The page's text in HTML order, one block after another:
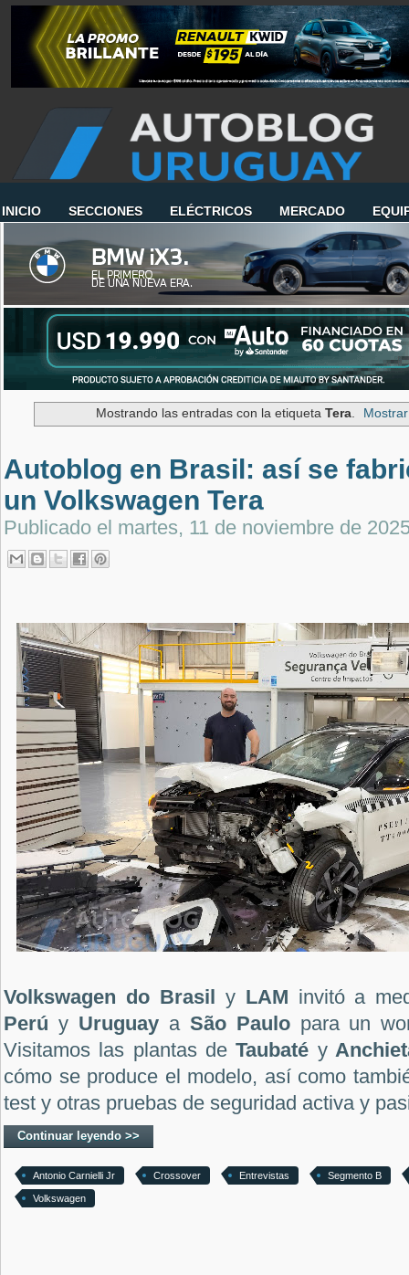
INICIO SECCIONES ELÉCTRICOS MERCADO
Mostrando las entradas con la etiqueta Tera.
Autoblog en Brasil: así se
un Volkswagen Tera
Publicado el martes, 11 de noviembre de
Volkswagen do Brasil y LAM invitó a
Perú yUruguay aSão Paulopara un
Visitamos las plantas deTaubaté y
cómo se produce el modelo, así como
test y otras pruebas de seguridad activa y
Continuar leyendo >>
Antonio Carnielli Jr Crossover Entrevistas Segmento B
Volkswagen